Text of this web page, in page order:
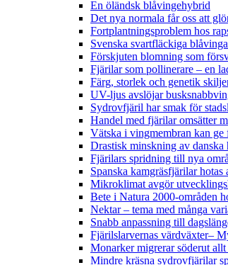
En öländsk blåvingehybrid
Det nya normala får oss att
Fortplantningsproblem hos
Svenska svartfläckiga
Förskjuten blomning som
Fjärilar som pollinerare – en
Färg, storlek och genetik
UV-ljus avslöjar
Sydrovfjäril har smak för
Handel med fjärilar omsätter
Vätska i vingmembran kan
Drastisk minskning av danska
Fjärilars spridning till nya
Spanska kamgräsfjärilar hotas
Mikroklimat avgör
Bete i Natura 2000-områden
Nektar – tema med många
Snabb anpassning till
Fjärilslarvernas värdväxter–
Monarker migrerar söderut allt
Mindre kräsna sydrovfjärilar